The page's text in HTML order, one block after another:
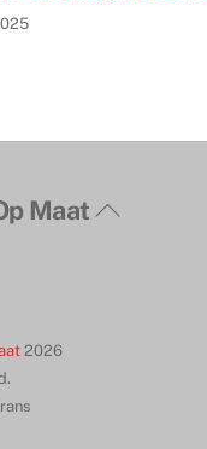
Terug
Maat
2026